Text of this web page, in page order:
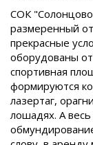
СОК
размеренный
прекрасные
оборудованы
спортивная
формируются
лазертаг,
лошадях. А